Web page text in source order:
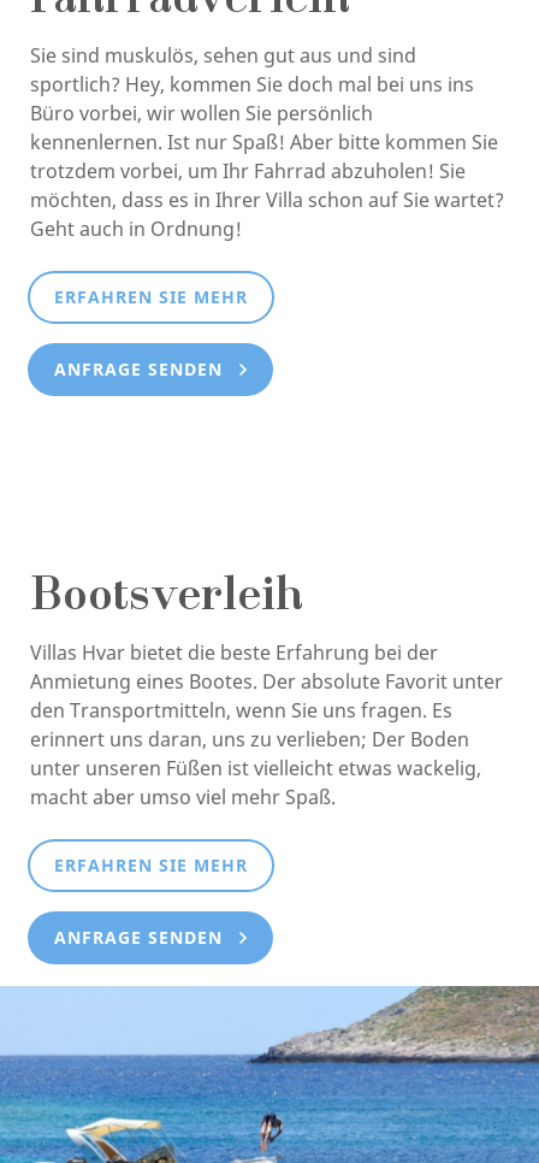
Sie sind muskulös, sehen gut aus und sind
sportlich? Hey, kommen Sie doch mal bei uns ins
Büro vorbei, wir wollen Sie persönlich
kennenlernen. Ist nur Spaß! Aber bitte kommen Sie
trotzdem vorbei, um Ihr Fahrrad abzuholen! Sie
möchten, dass es in Ihrer Villa schon auf Sie wartet?
Geht auch in Ordnung!
ERFAHREN SIE MEHR
ANFRAGE SENDEN
Bootsverleih
Villas Hvar bietet die beste Erfahrung bei der
Anmietung eines Bootes. Der absolute Favorit unter
den Transportmitteln, wenn Sie uns fragen. Es
erinnert uns daran, uns zu verlieben; Der Boden
unter unseren Füßen ist vielleicht etwas wackelig,
macht aber umso viel mehr Spaß.
ERFAHREN SIE MEHR
ANFRAGE SENDEN